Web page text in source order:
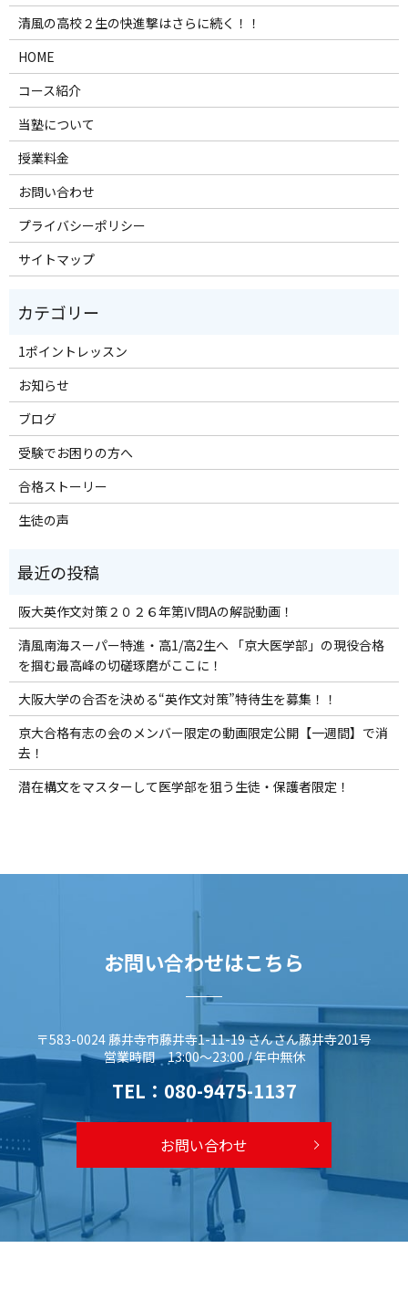
清風の高校２生の快進撃はさらに続く！！
HOME
コース紹介
当塾について
授業料金
お問い合わせ
プライバシーポリシー
サイトマップ
1ポイントレッスン
お知らせ
ブログ
受験でお困りの方へ
合格ストーリー
生徒の声
阪大英作文対策２０２６年第Ⅳ問Aの解説動画！
清風南海スーパー特進・高1/高2生へ 「京大医学部」の現役合格
を掴む最高峰の切磋琢磨がここに！
大阪大学の合否を決める“英作文対策”特待生を募集！！
京大合格有志の会のメンバー限定の動画限定公開【一週間】で消
去！
潜在構文をマスターして医学部を狙う生徒・保護者限定！
お問い合わせはこちら
〒583-0024 藤井寺市藤井寺1-11-19 さんさん藤井寺201号
営業時間 13:00～23:00 / 年中無休
TEL： 080-9475-1137
お問い合わせ